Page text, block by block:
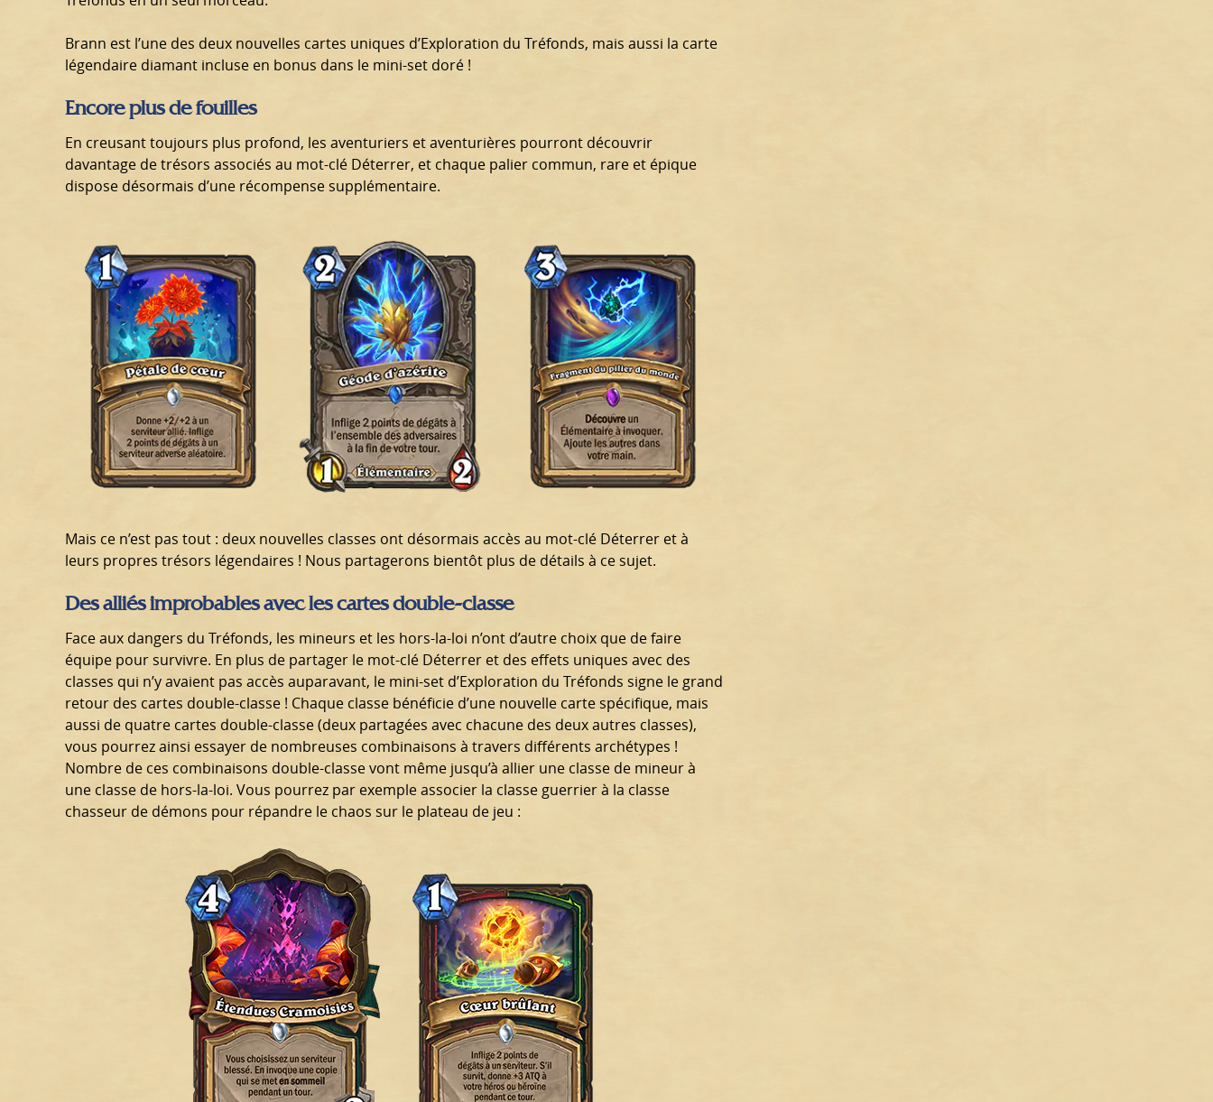
Brann est l’une des deux nouvelles cartes uniques d’Exploration du Tréfonds, mais aussi la carte
légendaire diamant incluse en bonus dans le mini-set doré !
Encore plus de fouilles
En creusant toujours plus profond, les aventuriers et aventurières pourront découvrir
davantage de trésors associés au mot-clé Déterrer, et chaque palier commun, rare et épique
dispose désormais d’une récompense supplémentaire.
Mais ce n’est pas tout : deux nouvelles classes ont désormais accès au mot-clé Déterrer et à
leurs propres trésors légendaires ! Nous partagerons bientôt plus de détails à ce sujet.
Des alliés improbables avec les cartes double-classe
Face aux dangers du Tréfonds, les mineurs et les hors-la-loi n’ont d’autre choix que de faire
équipe pour survivre. En plus de partager le mot-clé Déterrer et des effets uniques avec des
classes qui n’y avaient pas accès auparavant, le mini-set d’Exploration du Tréfonds signe le grand
retour des cartes double-classe ! Chaque classe bénéficie d’une nouvelle carte spécifique, mais
aussi de quatre cartes double-classe (deux partagées avec chacune des deux autres classes),
vous pourrez ainsi essayer de nombreuses combinaisons à travers différents archétypes !
Nombre de ces combinaisons double-classe vont même jusqu’à allier une classe de mineur à
une classe de hors-la-loi. Vous pourrez par exemple associer la classe guerrier à la classe
chasseur de démons pour répandre le chaos sur le plateau de jeu :